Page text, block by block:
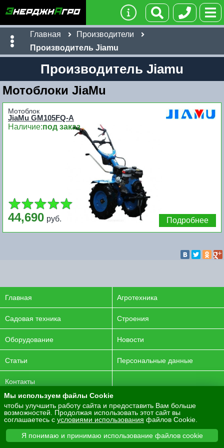
Главная
Производители
Производитель Jiamu
Производитель Jiamu
Мотоблоки JiaMu
Мотоблок
JiaMu GM105FQ-A
Наличие:под заказ
44,690 руб. Подробнее
Главная Агротехника
Садовая техника Строения
Оборудование Новости
Статьи Персональные данные
Контакты
© 2016-2026 ENERGYAGRO Все права защищены.
Разработка сайта - PurpleLabs
Вся представленная на сайте информация носит
информационный характер и не является публичной офертой.
Мы используем файлы Cookie
чтобы улучшить работу сайта и предоставить Вам больше
возможностей. Продолжая использовать этот сайт вы
соглашаетесь с условиями использования файлов Cookie.
Я понимаю и принимаю использование файлов cookie